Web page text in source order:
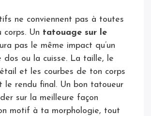
ne conviennent pas à toutes
corps. Un tatouage sur le
pas le même impact qu’un
dos ou la cuisse. La taille, le
et les courbes de ton corps
le rendu final. Un bon tatoueur
sur la meilleure façon
motif à ta morphologie, tout